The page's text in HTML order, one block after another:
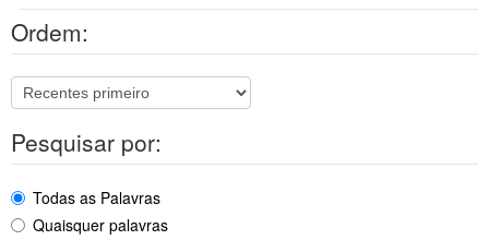
Ordem:
Pesquisar por:
Todas as Palavras
Quaisquer palavras